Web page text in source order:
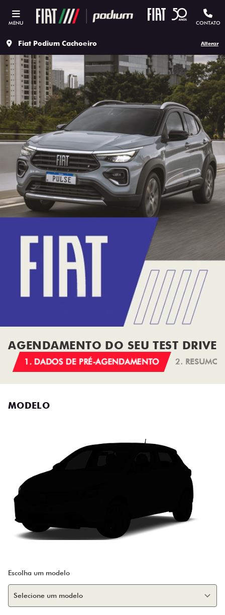
MENU CONTATO
Fiat Podium Cachoeiro Alterar
AGENDAMENTO DO SEU TEST DRIVE
1. DADOS DE PRÉ-AGENDAMENTO 2. RESUMO
MODELO
Escolha um modelo